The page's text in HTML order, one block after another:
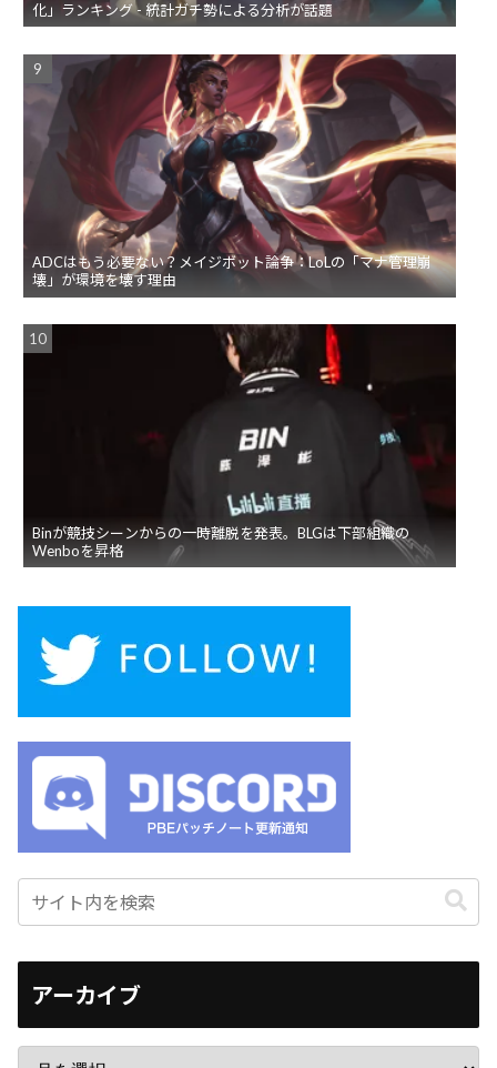
化」ランキング - 統計ガチ勢による分析が話題
ADCはもう必要ない？メイジボット論争：LoLの「マナ管理崩
壊」が環境を壊す理由
Binが競技シーンからの一時離脱を発表。BLGは下部組織の
Wenboを昇格
アーカイブ